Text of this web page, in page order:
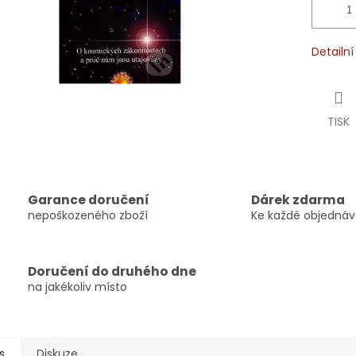
TISK
Garance doručení
nepoškozeného zboží
Dárek zdarma
Ke každé
Doručení do druhého dne
na jakékoliv místo